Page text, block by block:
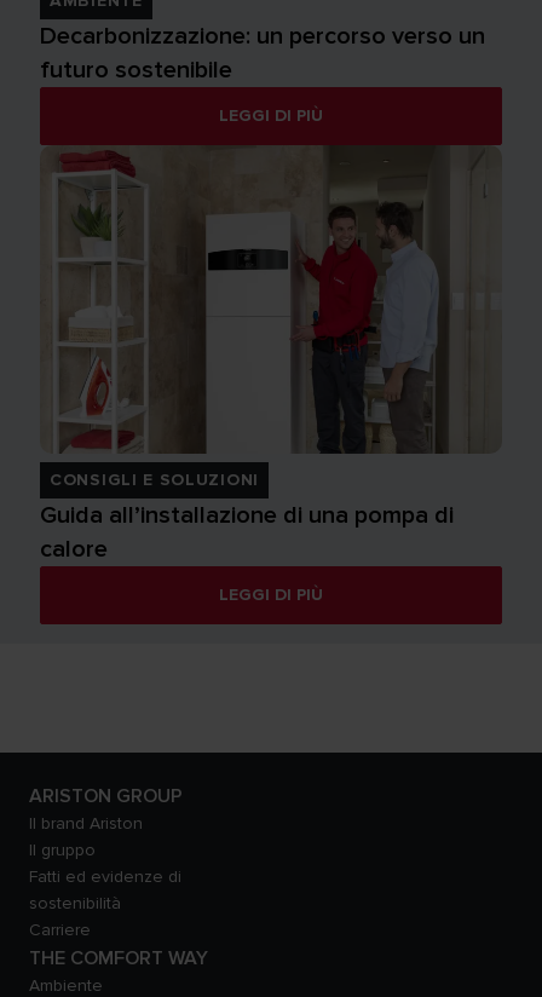
Decarbonizzazione: un percorso verso un
futuro sostenibile
LEGGI DI PIÙ
CONSIGLI E SOLUZIONI
Guida all’installazione di una pompa di
calore
LEGGI DI PIÙ
ARISTON GROUP
Il brand Ariston
Il gruppo
Fatti ed evidenze di
sostenibilità
Carriere
THE COMFORT WAY
Ambiente